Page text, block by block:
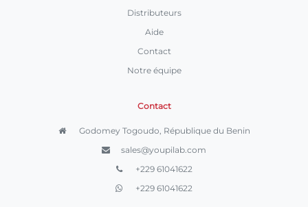
Distributeurs
Aide
Contact
Notre équipe
Contact
Godomey Togoudo, République du Benin
sales@youpilab.com
+229 61041622
+229 61041622